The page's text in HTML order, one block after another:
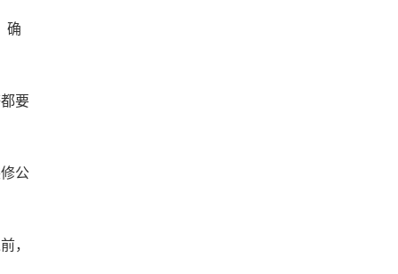
确
要
公
，